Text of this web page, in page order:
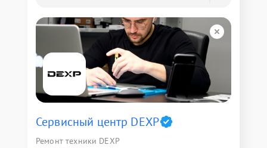
Сервисный центр DEXP
Ремонт техники DEXP